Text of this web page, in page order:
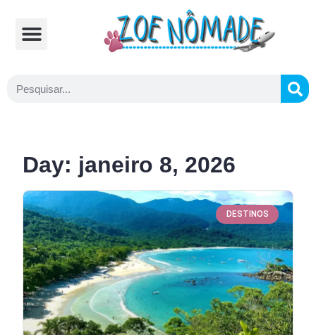
Day: janeiro 8, 2026
DESTINOS